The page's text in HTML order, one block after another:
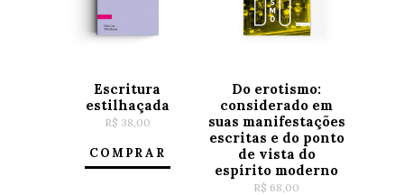
Escritura
estilhaçada
R$ 38,00
COMPRAR
Do erotismo:
considerado em
suas manifestações
escritas e do ponto
de vista do
espírito moderno
R$ 68,00